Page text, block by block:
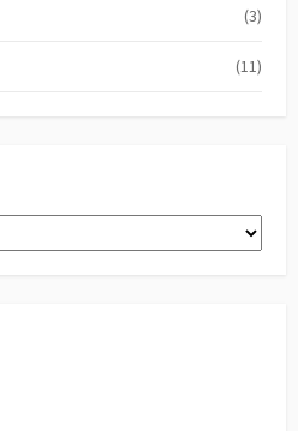
(3)
(11)